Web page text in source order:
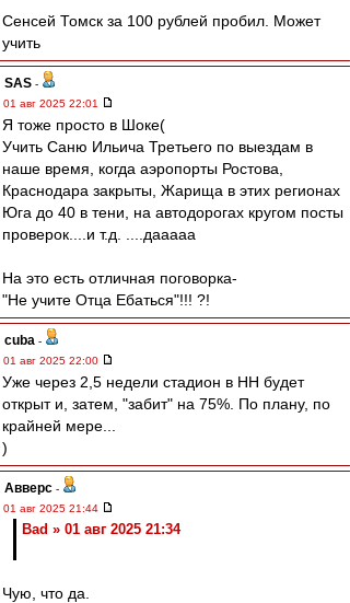
Сенсей Томск за 100 рублей пробил. Может
учить
SAS -
01 авг 2025 22:01
Я тоже просто в Шоке(
Учить Саню Ильича Третьего по выездам в
наше время, когда аэропорты Ростова,
Краснодара закрыты, Жарища в этих регионах
Юга до 40 в тени, на автодорогах кругом посты
проверок....и т.д. ....дааааа
На это есть отличная поговорка-
"Не учите Отца Ебаться"!!! ?!
cuba -
01 авг 2025 22:00
Уже через 2,5 недели стадион в НН будет
открыт и, затем, "забит" на 75%. По плану, по
крайней мере...
)
Авверс -
01 авг 2025 21:44
Bad » 01 авг 2025 21:34
Чую, что да.